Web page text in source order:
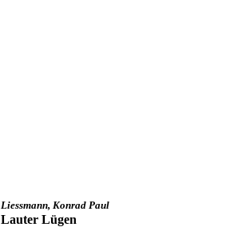
Liessmann, Konrad Paul
Lauter Lügen